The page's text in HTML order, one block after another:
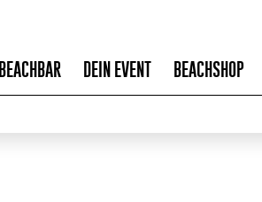
BEACHBAR DEIN EVENT BEACHSHOP